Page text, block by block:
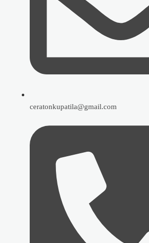
ceratonkupatila@gmail.com